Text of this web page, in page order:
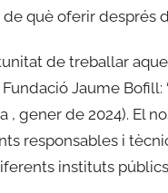
què oferir després
de treballar
Jaume
, gener de 2024). El
responsables i
instituts